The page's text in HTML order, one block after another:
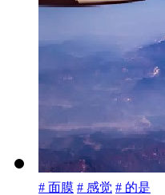
# 面膜 # 感觉 # 的是